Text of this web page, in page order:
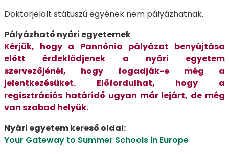
Doktorjelölt státuszú egyének nem pályázhatnak.
Pályázható nyári egyetemek
Kérjük, hogy a Pannónia pályázat benyújtása
előtt érdeklődjenek a nyári egyetem
szervezőjénél, hogy fogadják-e még a
jelentkezésüket. Előfordulhat, hogy a
regisztrációs határidő ugyan már lejárt, de még
van szabad helyük.
Nyári egyetem kereső oldal:
Your Gateway to Summer Schools in Europe